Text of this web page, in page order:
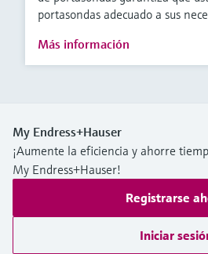
portasondas adecuado a sus
Más información
My Endress+Hauser
¡Aumente la eficiencia y ahorre
My Endress+Hauser!
Registrarse
Iniciar